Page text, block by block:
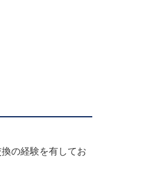
の経験を有してお